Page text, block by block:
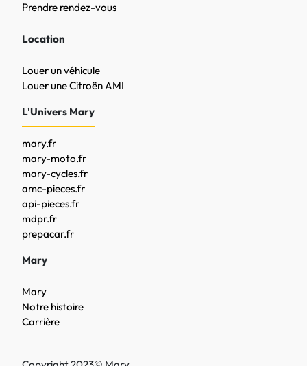
Prendre rendez-vous
Location
Louer un véhicule
Louer une Citroën AMI
L'Univers Mary
mary.fr
mary-moto.fr
mary-cycles.fr
amc-pieces.fr
api-pieces.fr
mdpr.fr
prepacar.fr
Mary
Mary
Notre histoire
Carrière